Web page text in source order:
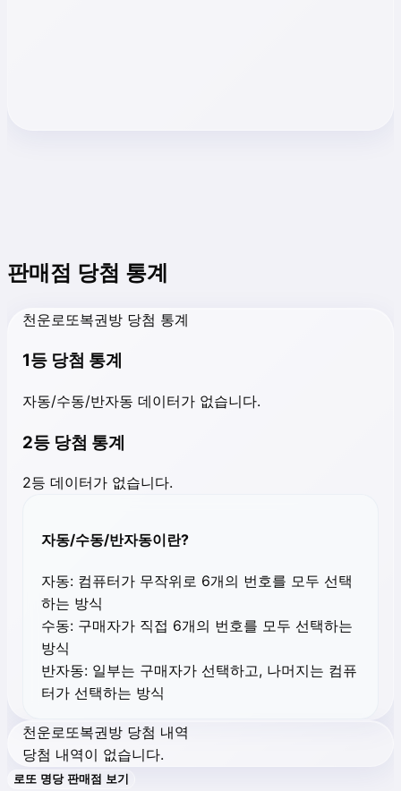
판매점 당첨 통계
천운로또복권방 당첨 통계
1등 당첨 통계
자동/수동/반자동 데이터가 없습니다.
2등 당첨 통계
2등 데이터가 없습니다.
자동/수동/반자동이란?
자동: 컴퓨터가 무작위로 6개의 번호를 모두 선택
하는 방식
수동: 구매자가 직접 6개의 번호를 모두 선택하는
방식
반자동: 일부는 구매자가 선택하고, 나머지는 컴퓨
터가 선택하는 방식
천운로또복권방 당첨 내역
당첨 내역이 없습니다.
로또 명당 판매점 보기